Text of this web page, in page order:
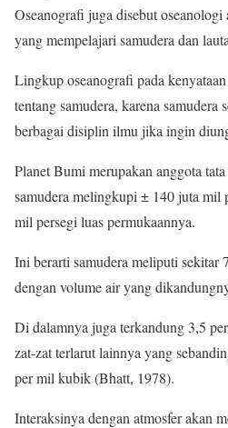
Oseanografi juga disebut
yang mempelajari samudera dan
Lingkup oseanografi pada
tentang samudera, karena samudera
berbagai disiplin ilmu jika ingin
Planet Bumi merupakan anggota
samudera melingkupi ± 140 juta
mil persegi luas permukaannya.
Ini berarti samudera meliputi sekitar
dengan volume air yang
Di dalamnya juga terkandung 3,5
zat-zat terlarut lainnya yang
per mil kubik (Bhatt, 1978).
Interaksinya dengan atmosfer akan